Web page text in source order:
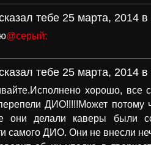
тебе 25 марта, 2014
@серый:
тебе 25 марта, 2014
хорошо, все
ДИО!!!!!Может потому
они делали каверы были
самого ДИО. Они не внесли